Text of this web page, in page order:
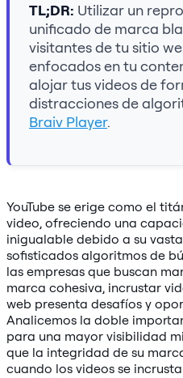
TL;DR: Utilizar un
unificado de marca
visitantes de tu sitio
enfocados en tu
alojar tus videos de
distracciones de
Braiv Player.
YouTube se erige como el
video, ofreciendo una
inigualable debido a su
sofisticados algoritmos de
las empresas que buscan
marca cohesiva, incrustar
web presenta desafíos y
Analicemos la doble
para una mayor visibilidad
que la integridad de su
cuando los videos se